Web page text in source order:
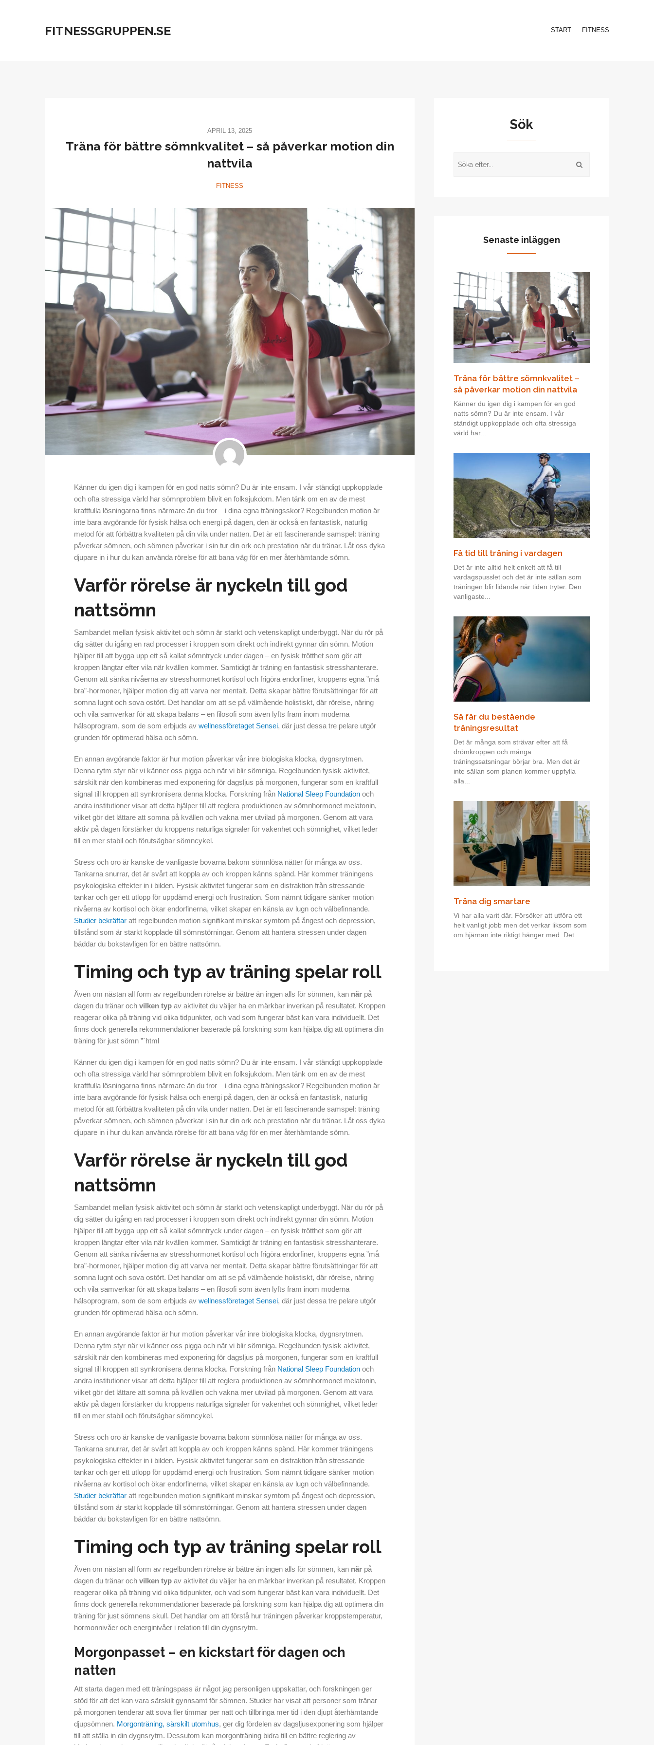
FITNESSGRUPPEN.SE START FITNESS
APRIL 13, 2025
Träna för bättre sömnkvalitet – så påverkar motion din
nattvila
FITNESS
Känner du igen dig i kampen för en god natts sömn? Du är inte ensam. I vår ständigt uppkopplade
och ofta stressiga värld har sömnproblem blivit en folksjukdom. Men tänk om en av de mest
kraftfulla lösningarna finns närmare än du tror – i dina egna träningsskor? Regelbunden motion är
inte bara avgörande för fysisk hälsa och energi på dagen, den är också en fantastisk, naturlig
metod för att förbättra kvaliteten på din vila under natten. Det är ett fascinerande samspel: träning
påverkar sömnen, och sömnen påverkar i sin tur din ork och prestation när du tränar. Låt oss dyka
djupare in i hur du kan använda rörelse för att bana väg för en mer återhämtande sömn.
Varför rörelse är nyckeln till god
nattsömn
Sambandet mellan fysisk aktivitet och sömn är starkt och vetenskapligt underbyggt. När du rör på
dig sätter du igång en rad processer i kroppen som direkt och indirekt gynnar din sömn. Motion
hjälper till att bygga upp ett så kallat sömntryck under dagen – en fysisk trötthet som gör att
kroppen längtar efter vila när kvällen kommer. Samtidigt är träning en fantastisk stresshanterare.
Genom att sänka nivåerna av stresshormonet kortisol och frigöra endorfiner, kroppens egna ”må
bra”-hormoner, hjälper motion dig att varva ner mentalt. Detta skapar bättre förutsättningar för att
somna lugnt och sova ostört. Det handlar om att se på välmående holistiskt, där rörelse, näring
och vila samverkar för att skapa balans – en filosofi som även lyfts fram inom moderna
hälsoprogram, som de som erbjuds av wellnessföretaget Sensei, där just dessa tre pelare utgör
grunden för optimerad hälsa och sömn.
En annan avgörande faktor är hur motion påverkar vår inre biologiska klocka, dygnsrytmen.
Denna rytm styr när vi känner oss pigga och när vi blir sömniga. Regelbunden fysisk aktivitet,
särskilt när den kombineras med exponering för dagsljus på morgonen, fungerar som en kraftfull
signal till kroppen att synkronisera denna klocka. Forskning från National Sleep Foundation och
andra institutioner visar att detta hjälper till att reglera produktionen av sömnhormonet melatonin,
vilket gör det lättare att somna på kvällen och vakna mer utvilad på morgonen. Genom att vara
aktiv på dagen förstärker du kroppens naturliga signaler för vakenhet och sömnighet, vilket leder
till en mer stabil och förutsägbar sömncykel.
Stress och oro är kanske de vanligaste bovarna bakom sömnlösa nätter för många av oss.
Tankarna snurrar, det är svårt att koppla av och kroppen känns spänd. Här kommer träningens
psykologiska effekter in i bilden. Fysisk aktivitet fungerar som en distraktion från stressande
tankar och ger ett utlopp för uppdämd energi och frustration. Som nämnt tidigare sänker motion
nivåerna av kortisol och ökar endorfinerna, vilket skapar en känsla av lugn och välbefinnande.
Studier bekräftar att regelbunden motion signifikant minskar symtom på ångest och depression,
tillstånd som är starkt kopplade till sömnstörningar. Genom att hantera stressen under dagen
bäddar du bokstavligen för en bättre nattsömn.
Timing och typ av träning spelar roll
Även om nästan all form av regelbunden rörelse är bättre än ingen alls för sömnen, kan när på
dagen du tränar och vilken typ av aktivitet du väljer ha en märkbar inverkan på resultatet. Kroppen
reagerar olika på träning vid olika tidpunkter, och vad som fungerar bäst kan vara individuellt. Det
finns dock generella rekommendationer baserade på forskning som kan hjälpa dig att optimera din
träning för just sömn ”`html
Känner du igen dig i kampen för en god natts sömn? Du är inte ensam. I vår ständigt uppkopplade
och ofta stressiga värld har sömnproblem blivit en folksjukdom. Men tänk om en av de mest
kraftfulla lösningarna finns närmare än du tror – i dina egna träningsskor? Regelbunden motion är
inte bara avgörande för fysisk hälsa och energi på dagen, den är också en fantastisk, naturlig
metod för att förbättra kvaliteten på din vila under natten. Det är ett fascinerande samspel: träning
påverkar sömnen, och sömnen påverkar i sin tur din ork och prestation när du tränar. Låt oss dyka
djupare in i hur du kan använda rörelse för att bana väg för en mer återhämtande sömn.
Varför rörelse är nyckeln till god
nattsömn
Sambandet mellan fysisk aktivitet och sömn är starkt och vetenskapligt underbyggt. När du rör på
dig sätter du igång en rad processer i kroppen som direkt och indirekt gynnar din sömn. Motion
hjälper till att bygga upp ett så kallat sömntryck under dagen – en fysisk trötthet som gör att
kroppen längtar efter vila när kvällen kommer. Samtidigt är träning en fantastisk stresshanterare.
Genom att sänka nivåerna av stresshormonet kortisol och frigöra endorfiner, kroppens egna ”må
bra”-hormoner, hjälper motion dig att varva ner mentalt. Detta skapar bättre förutsättningar för att
somna lugnt och sova ostört. Det handlar om att se på välmående holistiskt, där rörelse, näring
och vila samverkar för att skapa balans – en filosofi som även lyfts fram inom moderna
hälsoprogram, som de som erbjuds av wellnessföretaget Sensei, där just dessa tre pelare utgör
grunden för optimerad hälsa och sömn.
En annan avgörande faktor är hur motion påverkar vår inre biologiska klocka, dygnsrytmen.
Denna rytm styr när vi känner oss pigga och när vi blir sömniga. Regelbunden fysisk aktivitet,
särskilt när den kombineras med exponering för dagsljus på morgonen, fungerar som en kraftfull
signal till kroppen att synkronisera denna klocka. Forskning från National Sleep Foundation och
andra institutioner visar att detta hjälper till att reglera produktionen av sömnhormonet melatonin,
vilket gör det lättare att somna på kvällen och vakna mer utvilad på morgonen. Genom att vara
aktiv på dagen förstärker du kroppens naturliga signaler för vakenhet och sömnighet, vilket leder
till en mer stabil och förutsägbar sömncykel.
Stress och oro är kanske de vanligaste bovarna bakom sömnlösa nätter för många av oss.
Tankarna snurrar, det är svårt att koppla av och kroppen känns spänd. Här kommer träningens
psykologiska effekter in i bilden. Fysisk aktivitet fungerar som en distraktion från stressande
tankar och ger ett utlopp för uppdämd energi och frustration. Som nämnt tidigare sänker motion
nivåerna av kortisol och ökar endorfinerna, vilket skapar en känsla av lugn och välbefinnande.
Studier bekräftar att regelbunden motion signifikant minskar symtom på ångest och depression,
tillstånd som är starkt kopplade till sömnstörningar. Genom att hantera stressen under dagen
bäddar du bokstavligen för en bättre nattsömn.
Timing och typ av träning spelar roll
Även om nästan all form av regelbunden rörelse är bättre än ingen alls för sömnen, kan när på
dagen du tränar och vilken typ av aktivitet du väljer ha en märkbar inverkan på resultatet. Kroppen
reagerar olika på träning vid olika tidpunkter, och vad som fungerar bäst kan vara individuellt. Det
finns dock generella rekommendationer baserade på forskning som kan hjälpa dig att optimera din
träning för just sömnens skull. Det handlar om att förstå hur träningen påverkar kroppstemperatur,
hormonnivåer och energinivåer i relation till din dygnsrytm.
Morgonpasset – en kickstart för dagen och
natten
Att starta dagen med ett träningspass är något jag personligen uppskattar, och forskningen ger
stöd för att det kan vara särskilt gynnsamt för sömnen. Studier har visat att personer som tränar
på morgonen tenderar att sova fler timmar per natt och tillbringa mer tid i den djupt återhämtande
djupsömnen. Morgonträning, särskilt utomhus, ger dig fördelen av dagsljusexponering som hjälper
till att ställa in din dygnsrytm. Dessutom kan morgonträning bidra till en bättre reglering av
Sök
Senaste inläggen
Träna för bättre sömnkvalitet –
så påverkar motion din nattvila
Känner du igen dig i kampen för en god
natts sömn? Du är inte ensam. I vår
ständigt uppkopplade och ofta stressiga
värld har...
Få tid till träning i vardagen
Det är inte alltid helt enkelt att få till
vardagspusslet och det är inte sällan som
träningen blir lidande när tiden tryter. Den
vanligaste...
Så får du bestående
träningsresultat
Det är många som strävar efter att få
drömkroppen och många
träningssatsningar börjar bra. Men det är
inte sällan som planen kommer uppfylla
alla...
Träna dig smartare
Vi har alla varit där. Försöker att utföra ett
helt vanligt jobb men det verkar liksom som
om hjärnan inte riktigt hänger med. Det...